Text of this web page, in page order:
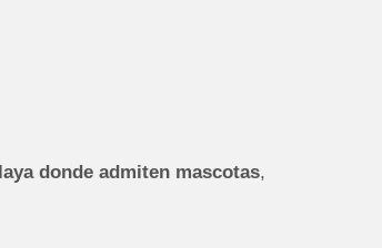
donde admiten mascotas,